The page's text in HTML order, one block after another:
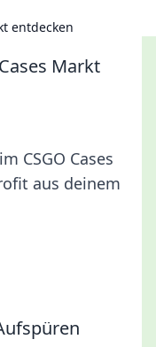
entdecken
Markt
CSGO Cases
aus deinem